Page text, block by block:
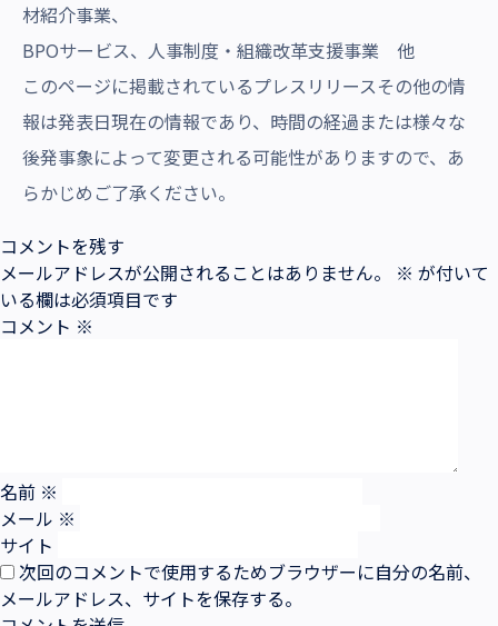
材紹介事業、
BPOサービス、人事制度・組織改革支援事業 他
このページに掲載されているプレスリリースその他の情
報は発表日現在の情報であり、時間の経過または様々な
後発事象によって変更される可能性がありますので、あ
らかじめご了承ください。
コメントを残す
メールアドレスが公開されることはありません。
※ が付いて
いる欄は必須項目です
コメント ※
名前 ※
メール ※
サイト
次回のコメントで使用するためブラウザーに自分の名前、
メールアドレス、サイトを保存する。